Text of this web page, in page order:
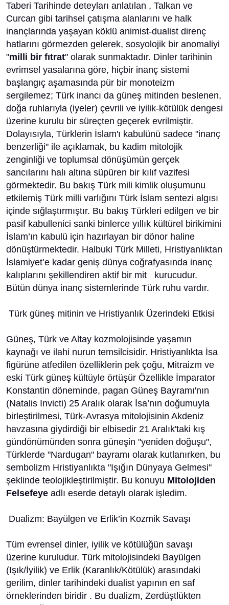
Taberi Tarihinde deteyları anlatılan , Talkan ve
Curcan gibi tarihsel çatışma alanlarını ve halk
inançlarında yaşayan köklü animist-dualist direnç
hatlarını görmezden gelerek, sosyolojik bir anomaliyi
"milli bir fıtrat" olarak sunmaktadır. Dinler tarihinin
evrimsel yasalarına göre, hiçbir inanç sistemi
başlangıç aşamasında pür bir monoteizm
sergilemez; Türk inancı da güneş mitinden beslenen,
doğa ruhlarıyla (iyeler) çevrili ve iyilik-kötülük dengesi
üzerine kurulu bir süreçten geçerek evrilmiştir.
Dolayısıyla, Türklerin İslam'ı kabulünü sadece "inanç
benzerliği" ile açıklamak, bu kadim mitolojik
zenginliği ve toplumsal dönüşümün gerçek
sancılarını halı altına süpüren bir kılıf vazifesi
görmektedir. Bu bakış Türk mili kimlik oluşumunu
etkilemiş Türk milli varlığını Türk İslam sentezi algısı
içinde sığlaştırmıştır. Bu bakış Türkleri edilgen ve bir
pasif kabullenici sanki binlerce yıllık kültürel birikimini
İslam’ın kabulü için hazırlayan bir dönor haline
dönüştürmektedir. Halbuki Türk Milleti, Hristiyanlıktan
İslamiyet’e kadar geniş dünya coğrafyasında inanç
kalıplarını şekillendiren aktif bir mit kurucudur.
Bütün dünya inanç sistemlerinde Türk ruhu vardır.
​ Türk güneş mitinin ve Hristiyanlık Üzerindeki Etkisi
​Güneş, Türk ve Altay kozmolojisinde yaşamın
kaynağı ve ilahi nurun temsilcisidir. Hristiyanlıkta İsa
figürüne atfedilen özelliklerin pek çoğu, Mitraizm ve
eski Türk güneş kültüyle örtüşür Özellikle İmparator
Konstantin döneminde, pagan Güneş Bayramı'nın
(Natalis Invicti) 25 Aralık olarak İsa’nın doğumuyla
birleştirilmesi, Türk-Avrasya mitolojisinin Akdeniz
havzasına giydirdiği bir elbisedir 21 Aralık'taki kış
gündönümünden sonra güneşin "yeniden doğuşu",
Türklerde "Nardugan" bayramı olarak kutlanırken, bu
sembolizm Hristiyanlıkta "Işığın Dünyaya Gelmesi"
şeklinde teolojikleştirilmiştir. Bu konuyu Mitolojiden
Felsefeye adlı eserde detaylı olarak işledim.
​ Dualizm: Bayülgen ve Erlik’in Kozmik Savaşı
​Tüm evrensel dinler, iyilik ve kötülüğün savaşı
üzerine kuruludur. Türk mitolojisindeki Bayülgen
(Işık/İyilik) ve Erlik (Karanlık/Kötülük) arasındaki
gerilim, dinler tarihindeki dualist yapının en saf
örneklerinden biridir . Bu dualizm, Zerdüştlükten